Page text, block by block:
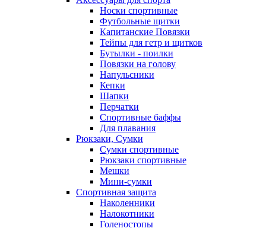
Носки спортивные
Футбольные щитки
Капитанские Повязки
Тейпы для гетр и щитков
Бутылки - поилки
Повязки на голову
Напульсники
Кепки
Шапки
Перчатки
Спортивные баффы
Для плавания
Рюкзаки, Сумки
Сумки спортивные
Рюкзаки спортивные
Мешки
Мини-сумки
Спортивная защита
Наколенники
Налокотники
Голеностопы